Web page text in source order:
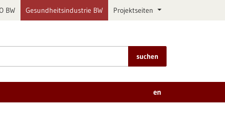
BW Gesundheitsindustrie BW Projektseiten
suchen
en